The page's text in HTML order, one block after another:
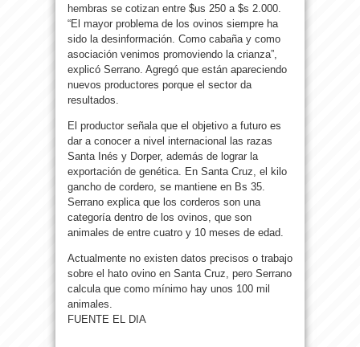
hembras se cotizan entre $us 250 a $s 2.000.
“El mayor problema de los ovinos siempre ha
sido la desinformación. Como cabaña y como
asociación venimos promoviendo la crianza”,
explicó Serrano. Agregó que están apareciendo
nuevos productores porque el sector da
resultados.
El productor señala que el objetivo a futuro es
dar a conocer a nivel internacional las razas
Santa Inés y Dorper, además de lograr la
exportación de genética. En Santa Cruz, el kilo
gancho de cordero, se mantiene en Bs 35.
Serrano explica que los corderos son una
categoría dentro de los ovinos, que son
animales de entre cuatro y 10 meses de edad.
Actualmente no existen datos precisos o trabajo
sobre el hato ovino en Santa Cruz, pero Serrano
calcula que como mínimo hay unos 100 mil
animales.
FUENTE EL DIA